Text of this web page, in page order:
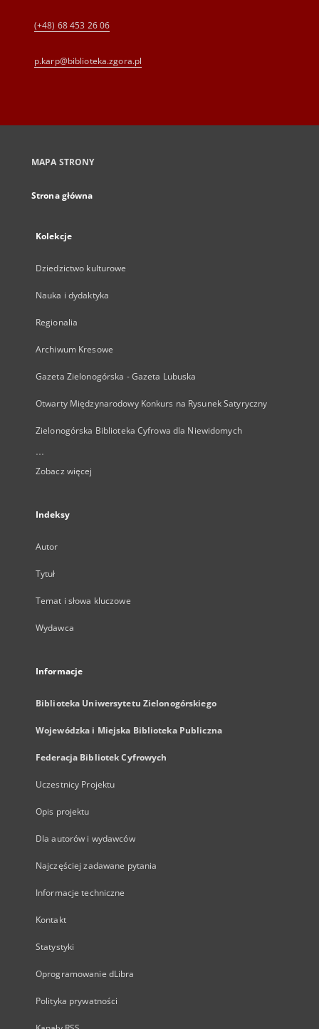
(+48) 68 453 26 06
p.karp@biblioteka.zgora.pl
MAPA STRONY
Strona główna
Kolekcje
Dziedzictwo kulturowe
Nauka i dydaktyka
Regionalia
Archiwum Kresowe
Gazeta Zielonogórska - Gazeta Lubuska
Otwarty Międzynarodowy Konkurs na Rysunek Satyryczny
Zielonogórska Biblioteka Cyfrowa dla Niewidomych
...
Zobacz więcej
Indeksy
Autor
Tytuł
Temat i słowa kluczowe
Wydawca
Informacje
Biblioteka Uniwersytetu Zielonogórskiego
Wojewódzka i Miejska Biblioteka Publiczna
Federacja Bibliotek Cyfrowych
Uczestnicy Projektu
Opis projektu
Dla autorów i wydawców
Najczęściej zadawane pytania
Informacje techniczne
Kontakt
Statystyki
Oprogramowanie dLibra
Polityka prywatności